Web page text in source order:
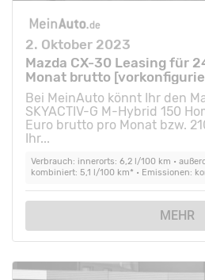
2. Oktober 2023
Mazda CX-30 Leasing für
Monat brutto
Bei MeinAuto könnt Ihr den
SKYACTIV-G M-Hybrid 150
Euro brutto pro Monat bzw.
Ihr...
Verbrauch: innerorts: 6,2 l/100 km •
kombiniert: 5,1 l/100 km* • Emissionen:
MEHR